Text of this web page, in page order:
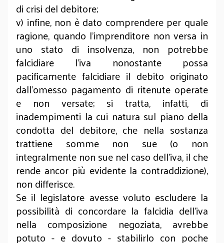
di crisi del debitore;
v) infine, non è dato comprendere per quale
ragione, quando l’imprenditore non versa in
uno stato di insolvenza, non potrebbe
falcidiare l’iva nonostante possa
pacificamente falcidiare il debito originato
dall’omesso pagamento di ritenute operate
e non versate; si tratta, infatti, di
inadempimenti la cui natura sul piano della
condotta del debitore, che nella sostanza
trattiene somme non sue (o non
integralmente non sue nel caso dell’iva, il che
rende ancor più evidente la contraddizione),
non differisce.
Se il legislatore avesse voluto escludere la
possibilità di concordare la falcidia dell’iva
nella composizione negoziata, avrebbe
potuto - e dovuto - stabilirlo con poche